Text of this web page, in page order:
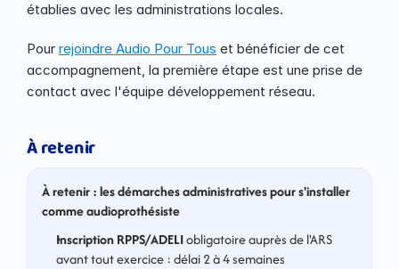
établies avec les administrations locales.
Pour rejoindre Audio Pour Tous et bénéficier de cet
accompagnement, la première étape est une prise de
contact avec l'équipe développement réseau.
À retenir
À retenir : les démarches administratives pour s'installer
comme audioprothésiste
Inscription RPPS/ADELI obligatoire auprès de l'ARS
avant tout exercice : délai 2 à 4 semaines